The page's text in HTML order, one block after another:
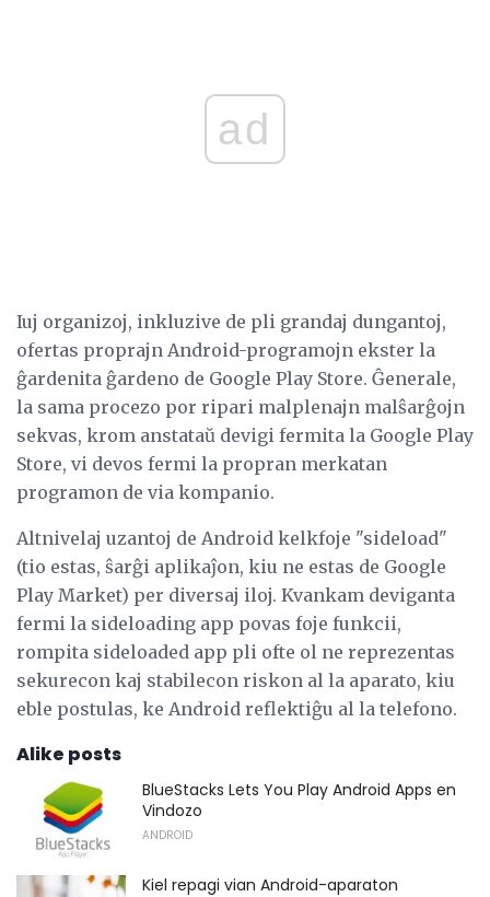
ad
Iuj organizoj, inkluzive de pli grandaj dungantoj,
ofertas proprajn Android-programojn ekster la
ĝardenita ĝardeno de Google Play Store. Ĝenerale,
la sama procezo por ripari malplenajn malŝarĝojn
sekvas, krom anstataŭ devigi fermita la Google Play
Store, vi devos fermi la propran merkatan
programon de via kompanio.
Altnivelaj uzantoj de Android kelkfoje "sideload"
(tio estas, ŝarĝi aplikaĵon, kiu ne estas de Google
Play Market) per diversaj iloj. Kvankam deviganta
fermi la sideloading app povas foje funkcii,
rompita sideloaded app pli ofte ol ne reprezentas
sekurecon kaj stabilecon riskon al la aparato, kiu
eble postulas, ke Android reflektiĝu al la telefono.
Alike posts
BlueStacks Lets You Play Android Apps en
Vindozo
ANDROID
Kiel repagi vian Android-aparaton